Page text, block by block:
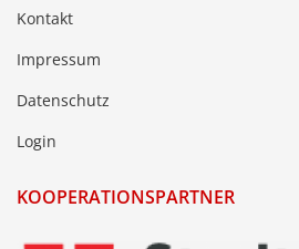
Kontakt
Impressum
Datenschutz
Login
KOOPERATIONSPARTNER